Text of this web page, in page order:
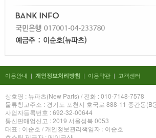
이용안내 | 개인정보처리방침 | 이용약관 | 고객센터
상호명 : 뉴파츠(New Parts) / 전화 : 010-7148-7578
물류창고주소 : 경기도 포천시 호국로 888-11 중간동(B
사업자등록번호 : 692-32-00644
통신판매업신고 : 2019 서울성북 0053
대표 : 이순호 / 개인정보관리책임자 : 이순호